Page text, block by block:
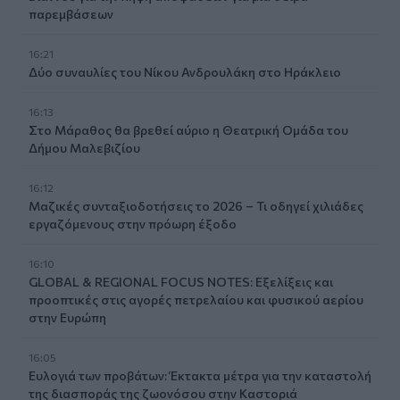
παρεμβάσεων
16:21
Δύο συναυλίες του Νίκου Ανδρουλάκη στο Ηράκλειο
16:13
Στο Μάραθος θα βρεθεί αύριο η Θεατρική Ομάδα του
Δήμου Μαλεβιζίου
16:12
Μαζικές συνταξιοδοτήσεις το 2026 – Τι οδηγεί χιλιάδες
εργαζόμενους στην πρόωρη έξοδο
16:10
GLOBAL & REGIONAL FOCUS NOTES: Εξελίξεις και
προοπτικές στις αγορές πετρελαίου και φυσικού αερίου
στην Ευρώπη
16:05
Ευλογιά των προβάτων: Έκτακτα μέτρα για την καταστολή
της διασποράς της ζωονόσου στην Καστοριά